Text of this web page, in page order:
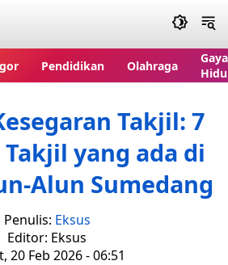
Pendidikan Olahraga
Gaya
Takjil: 7
yang ada di
Alun Sumedang
Penulis: Eksus
Editor: Eksus
20 Feb 2026 - 06:51